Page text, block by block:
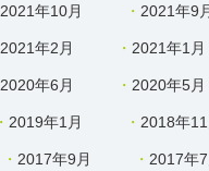
2021年10月 2021年9
2021年2月 2021年1月
2020年6月 2020年5月
2019年1月 2018年
2017年9月 2017年